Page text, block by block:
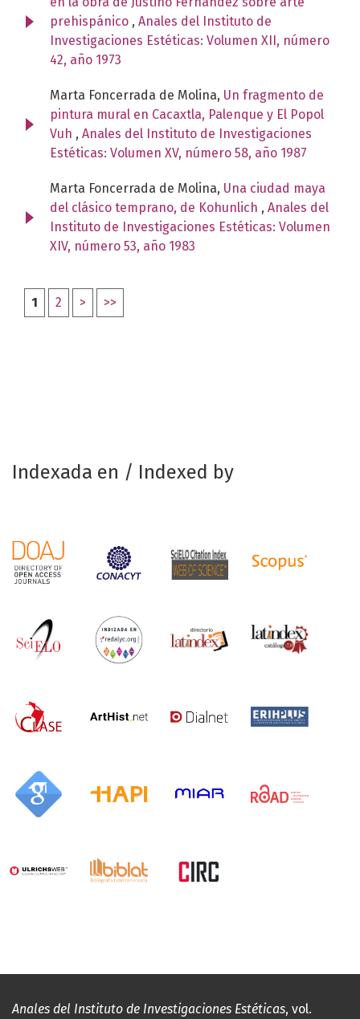
prehispánico , Anales del Instituto de
Investigaciones Estéticas: Volumen XII, número
42, año 1973
Marta Foncerrada de Molina, Un fragmento de
pintura mural en Cacaxtla, Palenque y El Popol
Vuh , Anales del Instituto de Investigaciones
Estéticas: Volumen XV, número 58, año 1987
Marta Foncerrada de Molina, Una ciudad maya
del clásico temprano, de Kohunlich , Anales del
Instituto de Investigaciones Estéticas: Volumen
XIV, número 53, año 1983
1 2 > >>
Indexada en / Indexed by
Anales del Instituto de Investigaciones Estéticas, vol.